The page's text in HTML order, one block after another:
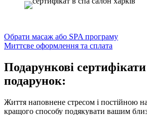
Обрати масаж або SPA програму
Миттєве оформлення та сплата
Подарункові
подарунок:
Життя наповнене стресом і постійною
кращого способу подякувати вашим